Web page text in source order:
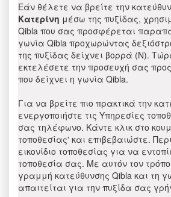
Εάν θέλετε να βρείτε την
Κατερίνη μέσω της πυξίδας,
Qibla που σας προσφέρεται
γωνία Qibla προχωρώντας
της πυξίδας δείχνει βορρά (N).
εκτελέσετε την προσευχή σας
που δείχνει η γωνία Qibla.
Για να βρείτε πιο πρακτικά την
ενεργοποιήστε τις Υπηρεσίες
σας τηλέφωνο. Κάντε κλικ στο
τοποθεσίας' και επιβεβαιώστε.
εικονίδιο τοποθεσίας για να
τοποθεσία σας. Με αυτόν τον
γραμμή κατεύθυνσης Qibla και τη
απαιτείται για την πυξίδα σας